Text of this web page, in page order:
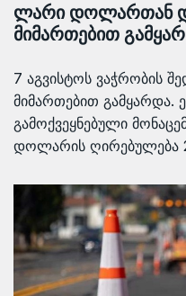
ლარი დოლართან
მიმართებით
7 აგვისტოს ვაჭრობის
მიმართებით გამყარდა.
გამოქვეყნებული
დოლარის ღირებულება